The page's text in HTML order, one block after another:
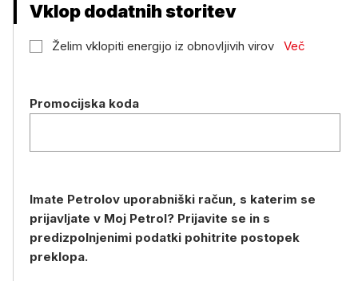
Vklop dodatnih storitev
Želim vklopiti energijo iz obnovljivih virov Več
Promocijska koda
Imate Petrolov uporabniški račun, s katerim se
prijavljate v Moj Petrol? Prijavite se in s
predizpolnjenimi podatki pohitrite postopek
preklopa.